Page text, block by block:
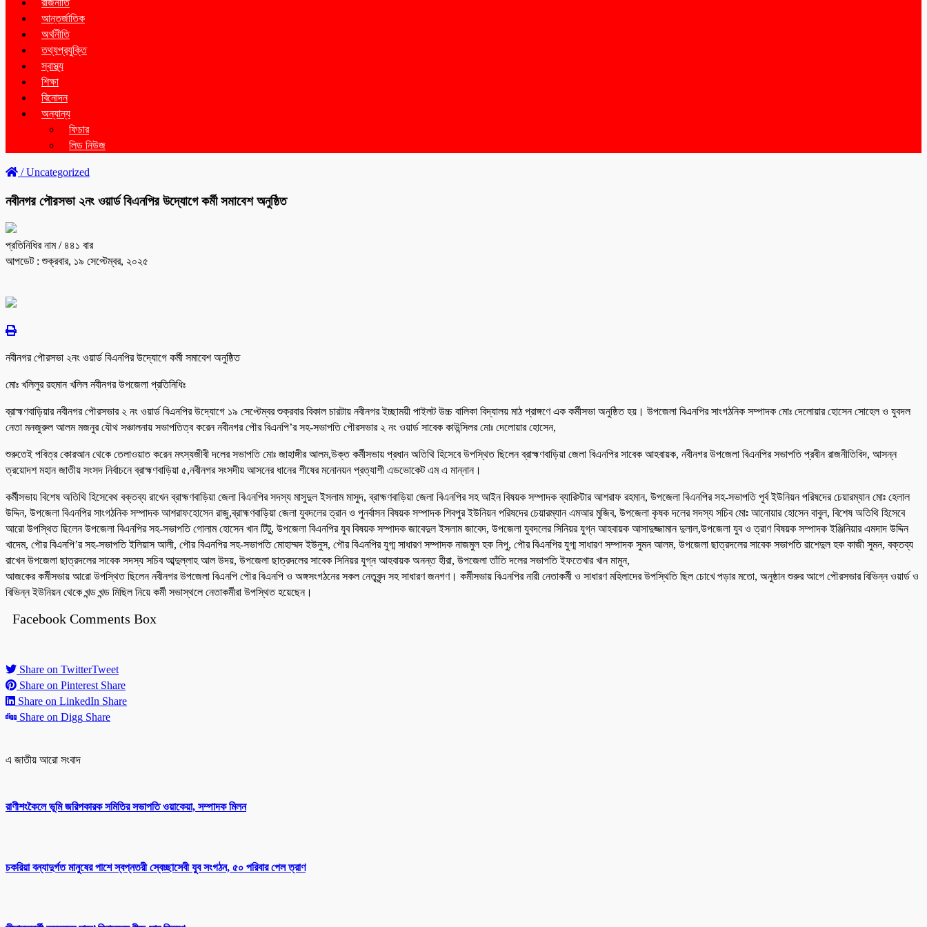
রাজনীতি
আন্তর্জাতিক
অর্থনীতি
তথ্যপ্রযুক্তি
স্বাস্থ্য
শিক্ষা
বিনোদন
অন্যান্য
ফিচার
লিড নিউজ
/Uncategorized
নবীনগর পৌরসভা ২নং ওয়ার্ড বিএনপির উদ্যোগে কর্মী সমাবেশ অনুষ্ঠিত
প্রতিনিধির নাম/ ৪৪১ বার
আপডেট : শুক্রবার, ১৯ সেপ্টেম্বর, ২০২৫
নবীনগর পৌরসভা ২নং ওয়ার্ড বিএনপির উদ্যোগে কর্মী সমাবেশ অনুষ্ঠিত
মোঃ খলিলুর রহমান খলিল নবীনগর উপজেলা প্রতিনিধিঃ
ব্রাহ্মণবাড়িয়ার নবীনগর পৌরসভার ২ নং ওয়ার্ড বিএনপির উদ্যোগে ১৯ সেপ্টেম্বর শুক্রবার বিকাল চারটায় নবীনগর ইচ্ছাময়ী পাইলট উচ্চ বালিকা বিদ্যালয় মাঠ প্রাঙ্গণে এক কর্মীসভা অনুষ্ঠিত হয়। উপজেলা বিএনপির সাংগঠনিক সম্পাদক মোঃ দেলোয়ার হোসেন সোহেল ও যুবদল
নেতা মনজুরুল আলম মজনুর যৌথ সঞ্চালনায় সভাপতিত্ব করেন নবীনগর পৌর বিএনপি’র সহ-সভাপতি পৌরসভার ২ নং ওয়ার্ড সাবেক কাউন্সিলর মোঃ দেলোয়ার হোসেন,
শুরুতেই পবিত্র কোরআন থেকে তেলাওয়াত করেন মৎস্যজীবী দলের সভাপতি মোঃ জাহাঙ্গীর আলম,উক্ত কর্মীসভায় প্রধান অতিথি হিসেবে উপস্থিত ছিলেন ব্রাহ্মণবাড়িয়া জেলা বিএনপির সাবেক আহবায়ক, নবীনগর উপজেলা বিএনপির সভাপতি প্রবীন রাজনীতিবিদ, আসন্ন
ত্রয়োদশ মহান জাতীয় সংসদ নির্বাচনে ব্রাহ্মণবাড়িয়া ৫,নবীনগর সংসদীয় আসনের ধানের শীষের মনোনয়ন প্রত্যাশী এডভোকেট এম এ মান্নান।
কর্মীসভায় বিশেষ অতিথি হিসেবেথ বক্তব্য রাখেন ব্রাহ্মণবাড়িয়া জেলা বিএনপির সদস্য মাসুদুল ইসলাম মাসুদ, ব্রাহ্মণবাড়িয়া জেলা বিএনপির সহ আইন বিষয়ক সম্পাদক ব্যারিস্টার আশরাফ রহমান, উপজেলা বিএনপির সহ-সভাপতি পূর্ব ইউনিয়ন পরিষদের চেয়ারম্যান মোঃ হেলাল
উদ্দিন, উপজেলা বিএনপির সাংগঠনিক সম্পাদক আশরাফহোসেন রাজু,ব্রাহ্মণবাড়িয়া জেলা যুবদলের ত্রান ও পুনর্বাসন বিষয়ক সম্পাদক শিবপুর ইউনিয়ন পরিষদের চেয়ারম্যান এমআর মুজিব, উপজেলা কৃষক দলের সদস্য সচিব মোঃ আনোয়ার হোসেন বাবুল, বিশেষ অতিথি হিসেবে
আরো উপস্থিত ছিলেন উপজেলা বিএনপির সহ-সভাপতি গোলাম হোসেন খান টিটু, উপজেলা বিএনপির যুব বিষয়ক সম্পাদক জাবেদুল ইসলাম জাবেদ, উপজেলা যুবদলের সিনিয়র যুগ্ন আহবায়ক আসাদুজ্জামান দুলাল,উপজেলা যুব ও ত্রাণ বিষয়ক সম্পাদক ইঞ্জিনিয়ার এমদাদ উদ্দিন
খাদেম, পৌর বিএনপি’র সহ-সভাপতি ইলিয়াস আলী, পৌর বিএনপির সহ-সভাপতি মোহাম্মদ ইউনুস, পৌর বিএনপির যুগ্ম সাধারণ সম্পাদক নাজমুল হক নিপু, পৌর বিএনপির যুগ্ম সাধারণ সম্পাদক সুমন আলম, উপজেলা ছাত্রদলের সাবেক সভাপতি রাশেদুল হক কাজী সুমন, বক্তব্য
রাখেন উপজেলা ছাত্রদলের সাবেক সদস্য সচিব আব্দুল্লাহ আল উদয়, উপজেলা ছাত্রদলের সাবেক সিনিয়র যুগ্ন আহবায়ক অনন্ত হীরা, উপজেলা তাঁতি দলের সভাপতি ইফতেখার খান মামুন,
আজকের কর্মীসভায় আরো উপস্থিত ছিলেন নবীনগর উপজেলা বিএনপি পৌর বিএনপি ও অঙ্গসংগঠনের সকল নেতৃবৃন্দ সহ সাধারণ জনগণ। কর্মীসভায় বিএনপির নারী নেতাকর্মী ও সাধারণ মহিলাদের উপস্থিতি ছিল চোখে পড়ার মতো, অনুষ্ঠান শুরুর আগে পৌরসভার বিভিন্ন ওয়ার্ড ও
বিভিন্ন ইউনিয়ন থেকে খন্ড খন্ড মিছিল নিয়ে কর্মী সভাস্থলে নেতাকর্মীরা উপস্থিত হয়েছেন।
Facebook Comments Box
Share on TwitterTweet
Share on Pinterest Share
Share on LinkedIn Share
Share on Digg Share
এ জাতীয় আরো সংবাদ
রাণীশংকৈলে ভূমি জরিপকারক সমিতির সভাপতি ওয়াকেয়া, সম্পাদক মিলন
চকরিয়া বন্যাদুর্গত মানুষের পাশে স্বপ্নতরী স্বেচ্ছাসেবী যুব সংগঠন, ৫০ পরিবার পেল ত্রাণ